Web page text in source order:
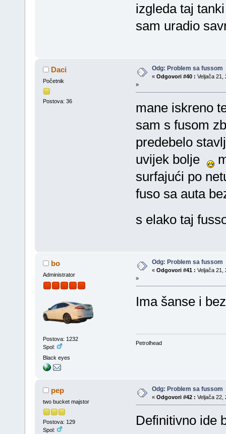
izgleda taj
sam uradio
Daci
Početnik
Postova: 36
Odg: Problem sa fussom
« Odgovori #40 : Veljača 21,
»
mane iskreno
sam s fusom
predebelo
uvijek bolje
surfajući po
fuso sa auta
s elako taj
bo
Administrator
Postova: 1232
Spol:
Black eyes
Odg: Problem sa fussom
« Odgovori #41 : Veljača 21,
»
Ima šanse i
Petrolhead
pep
two bucket majstor
Postova: 129
Spol:
Odg: Problem sa fussom
« Odgovori #42 : Veljača 22,
Definitivno ide